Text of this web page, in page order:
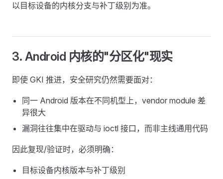
以目标设备的内核分支与补丁级别为准。
3. Android 内核的"分区化"现实
即使 GKI 推进，安全研究仍然需要面对：
同一 Android 版本在不同机型上，vendor module 差
异很大
漏洞往往集中在驱动与 ioctl 接口，而非主线通用代码
因此复现/验证时，必须明确：
目标设备内核版本与补丁级别